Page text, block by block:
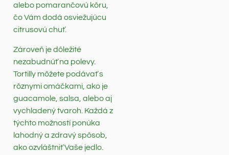
alebo pomarančovú kôru,
čo Vám dodá osviežujúcu
citrusovú chuť.
Zároveň je dôležité
nezabudnúť na polevy.
Tortilly môžete podávať s
rôznymi omáčkami, ako je
guacamole, salsa, alebo aj
vychladený tvaroh. Každá z
týchto možností ponúka
lahodný a zdravý spôsob,
ako ozvláštniť Vaše jedlo.